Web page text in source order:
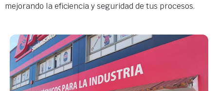
mejorando la eficiencia y seguridad de tus procesos.